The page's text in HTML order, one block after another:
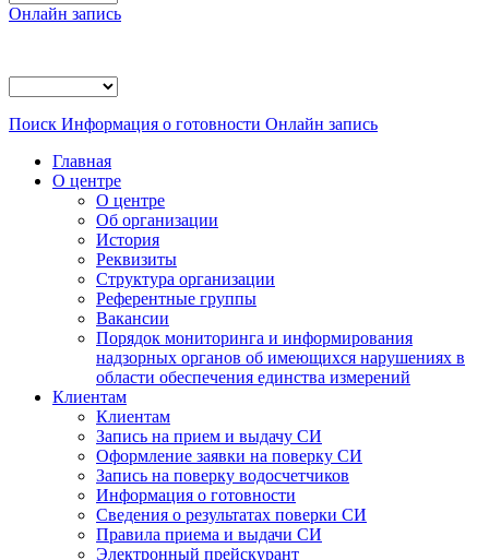
Онлайн запись
Поиск Информация о готовности Онлайн запись
Главная
О центре
О центре
Об организации
История
Реквизиты
Структура организации
Референтные группы
Вакансии
Порядок мониторинга и информирования
надзорных органов об имеющихся нарушениях в
области обеспечения единства измерений
Клиентам
Клиентам
Запись на прием и выдачу СИ
Оформление заявки на поверку СИ
Запись на поверку водосчетчиков
Информация о готовности
Сведения о результатах поверки СИ
Правила приема и выдачи СИ
Электронный прейскурант